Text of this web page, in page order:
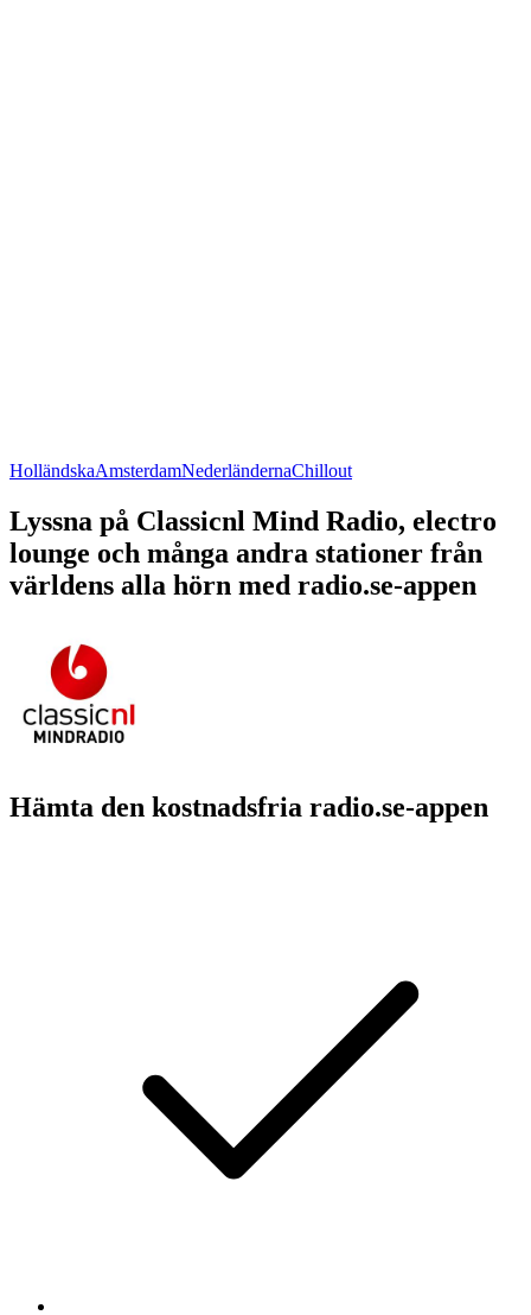
HolländskaAmsterdamNederländernaChillout
Lyssna på Classicnl Mind Radio, electro
lounge och många andra stationer från
världens alla hörn med radio.se-appen
Hämta den kostnadsfria radio.se-appen